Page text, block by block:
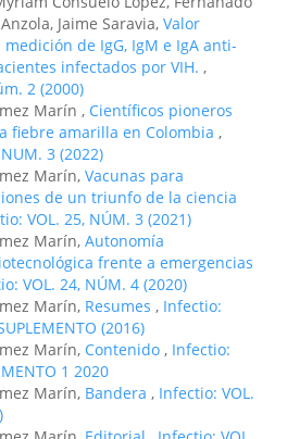
Jaime Saravia, Valor
de IgG, IgM e IgA anti-
infectados por VIH. ,
2 (2000)
Marín , Científicos pioneros
fiebre amarilla en Colombia ,
3 (2022)
Marín, Vacunas para
de un triunfo de la ciencia
VOL. 25, NÚM. 3 (2021)
Marín, Autonomía
frente a emergencias
VOL. 24, NÚM. 4 (2020)
Marín, Resumes , Infectio:
(2016)
Marín, Contenido , Infectio:
1 2020
Marín, Bandera , Infectio: VOL.